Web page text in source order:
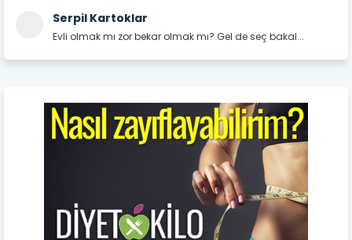
Serpil Kartoklar
Evli olmak mı zor bekar olmak mı? Gel de seç bakal...